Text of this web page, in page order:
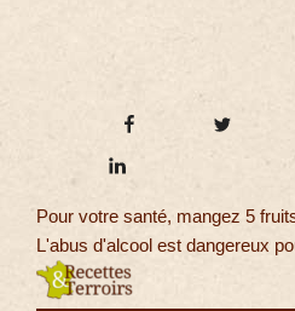
Pour votre santé, mangez 5
L'abus d'alcool est dangereux